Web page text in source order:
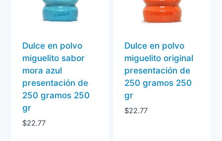
Dulce en polvo
miguelito sabor
mora azul
presentación de
250 gramos 250
gr
$22.77
Dulce en polvo
miguelito original
presentación de
250 gramos 250
gr
$22.77